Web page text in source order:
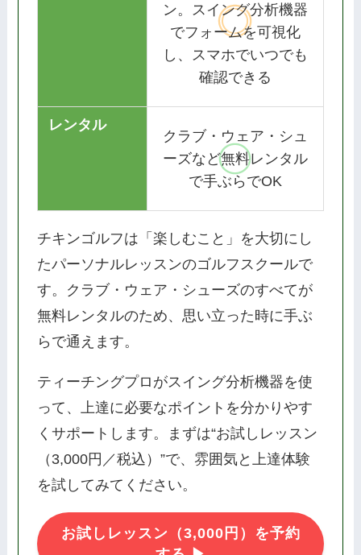
ン。スイング分析機器
でフォームを可視化
し、スマホでいつでも
確認できる
レンタル
クラブ・ウェア・シュ
ーズなど無料レンタル
で手ぶらでOK
チキンゴルフは「楽しむこと」を大切にし
たパーソナルレッスンのゴルフスクールで
す。クラブ・ウェア・シューズのすべてが
無料レンタルのため、思い立った時に手ぶ
らで通えます。
ティーチングプロがスイング分析機器を使
って、上達に必要なポイントを分かりやす
くサポートします。まずは“お試しレッスン
（3,000円／税込）”で、雰囲気と上達体験
を試してみてください。
お試しレッスン（3,000円）を予約